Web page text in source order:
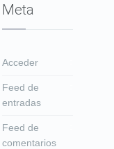
Meta
Acceder
Feed de
entradas
Feed de
comentarios